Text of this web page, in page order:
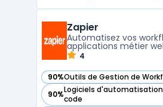
marketing et l'affiliation, il
Zapier
Automatisez vos
applications métier
4
90%Outils de Gestion de
— voir Zapier dans cette
90%Logiciels
code
— voir Zapier dans cette